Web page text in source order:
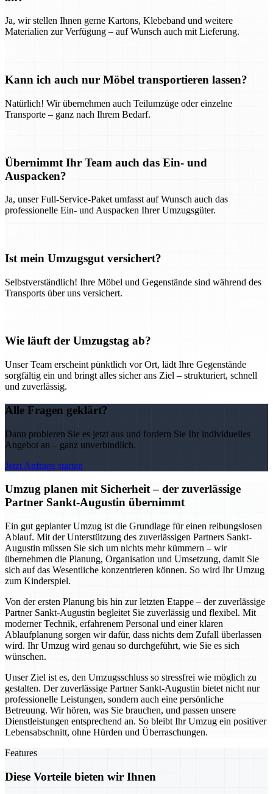
Ja, wir stellen Ihnen gerne Kartons, Klebeband und weitere
Materialien zur Verfügung – auf Wunsch auch mit Lieferung.
Kann ich auch nur Möbel transportieren lassen?
Natürlich! Wir übernehmen auch Teilumzüge oder einzelne
Transporte – ganz nach Ihrem Bedarf.
Übernimmt Ihr Team auch das Ein- und
Auspacken?
Ja, unser Full-Service-Paket umfasst auf Wunsch auch das
professionelle Ein- und Auspacken Ihrer Umzugsgüter.
Ist mein Umzugsgut versichert?
Selbstverständlich! Ihre Möbel und Gegenstände sind während des
Transports über uns versichert.
Wie läuft der Umzugstag ab?
Unser Team erscheint pünktlich vor Ort, lädt Ihre Gegenstände
sorgfältig ein und bringt alles sicher ans Ziel – strukturiert, schnell
und zuverlässig.
Alle Fragen geklärt?
Dann probieren Sie es jetzt aus und fordern Sie Ihr individuelles
Angebot an – ganz unverbindlich.
Jetzt Anfrage starten
Umzug planen mit Sicherheit – der zuverlässige
Partner Sankt-Augustin übernimmt
Ein gut geplanter Umzug ist die Grundlage für einen reibungslosen
Ablauf. Mit der Unterstützung des zuverlässigen Partners Sankt-
Augustin müssen Sie sich um nichts mehr kümmern – wir
übernehmen die Planung, Organisation und Umsetzung, damit Sie
sich auf das Wesentliche konzentrieren können. So wird Ihr Umzug
zum Kinderspiel.
Von der ersten Planung bis hin zur letzten Etappe – der zuverlässige
Partner Sankt-Augustin begleitet Sie zuverlässig und flexibel. Mit
moderner Technik, erfahrenem Personal und einer klaren
Ablaufplanung sorgen wir dafür, dass nichts dem Zufall überlassen
wird. Ihr Umzug wird genau so durchgeführt, wie Sie es sich
wünschen.
Unser Ziel ist es, den Umzugsschluss so stressfrei wie möglich zu
gestalten. Der zuverlässige Partner Sankt-Augustin bietet nicht nur
professionelle Leistungen, sondern auch eine persönliche
Betreuung. Wir hören, was Sie brauchen, und passen unsere
Dienstleistungen entsprechend an. So bleibt Ihr Umzug ein positiver
Lebensabschnitt, ohne Hürden und Überraschungen.
Features
Diese Vorteile bieten wir Ihnen